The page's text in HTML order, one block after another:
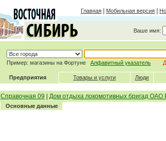
Главная Мобильная версия
Ваше имя:
Пример: магазины на Фортуне Алфавитный указатель
Предприятия Товары и услуги Люди
Справочная 09 Дом отдыха локомотивных бригад
Основные данные